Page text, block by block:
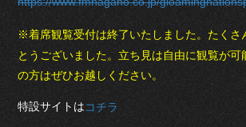
※着席観覧受付は終了いたしました。たくさ
とうございました。立ち見は自由に観覧が可
の方はぜひお越しください。
特設サイトはコチラ